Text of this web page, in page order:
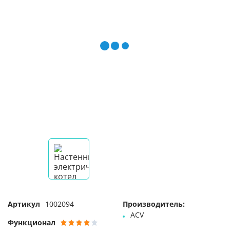
Артикул 1002094
Функционал
Производитель:
ACV